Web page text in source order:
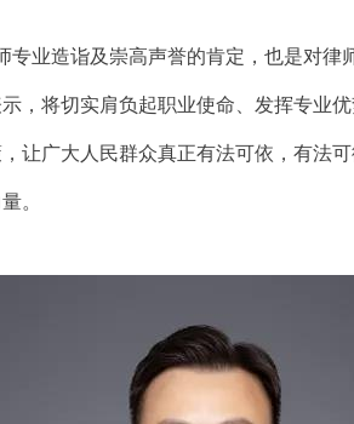
专业造诣及崇高声誉的肯定，也是对律
，将切实肩负起职业使命、发挥专业
让广大人民群众真正有法可依，有法
。